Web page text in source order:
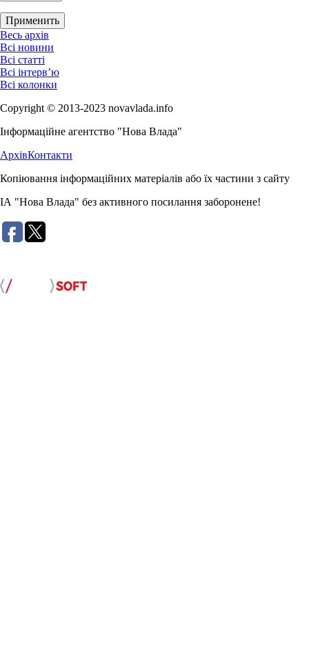
Весь архів
Всі новини
Всі статті
Всі інтерв’ю
Всі колонки
Copyright © 2013-2023 novavlada.info
Інформаційне агентство "Нова Влада"
АрхівКонтакти
Копіювання інформаційних матеріалів або їх частини з сайту
ІА "Нова Влада" без активного посилання заборонене!